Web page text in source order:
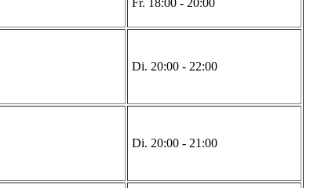
Fr. 18:00 - 20:00
Di. 20:00 - 22:00
Di. 20:00 - 21:00